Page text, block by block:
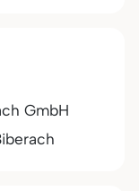
GmbH